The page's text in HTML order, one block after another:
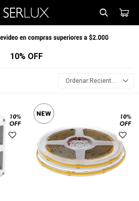
10% OFF
Recientes